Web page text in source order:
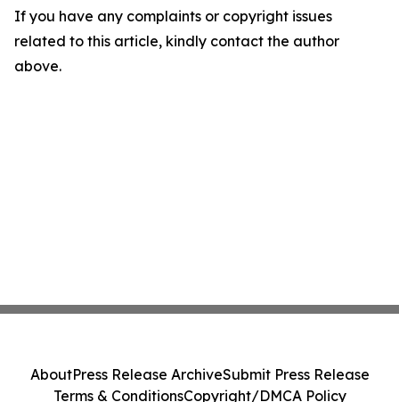
If you have any complaints or copyright issues
related to this article, kindly contact the author
above.
AboutPress Release ArchiveSubmit Press Release
Terms & ConditionsCopyright/DMCA Policy